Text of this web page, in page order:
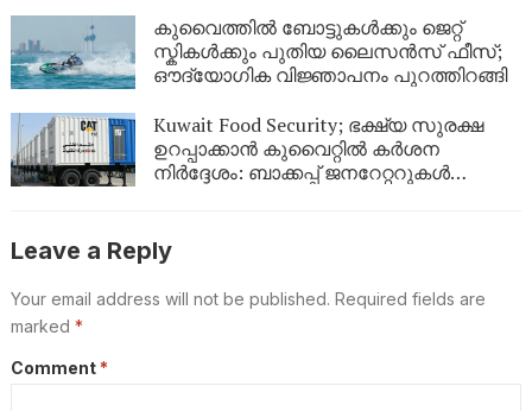
യുഎഇയിലെ തെരുവിൽ; ‘വാപ്പയെ
കാണണം’ എന്ന് കണ്ണീരോടെ മകൾ
കുവൈത്തിൽ ബോട്ടുകൾക്കും ജെറ്റ്
സ്കികൾക്കും പുതിയ ലൈസൻസ് ഫീസ്;
ഔദ്യോഗിക വിജ്ഞാപനം പുറത്തിറങ്ങി
Kuwait Food Security; ഭക്ഷ്യ സുരക്ഷ
ഉറപ്പാക്കാൻ കുവൈറ്റിൽ കർശന
നിർദ്ദേശം: ബാക്കപ്പ് ജനറേറ്ററുകൾ
Leave a Reply
Your email address will not be published. Required fields are
marked *
Comment *